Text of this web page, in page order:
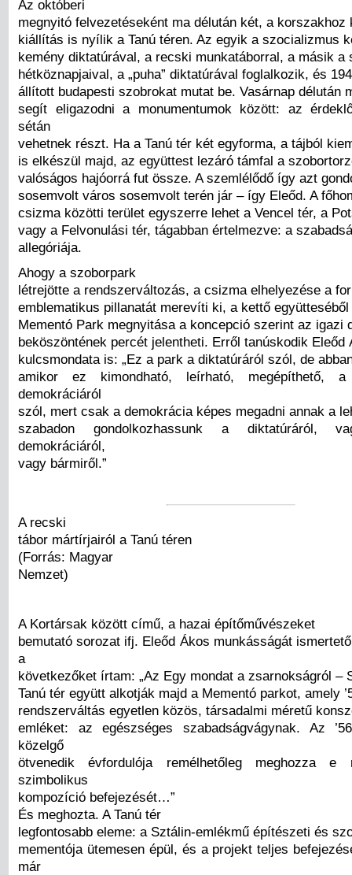
Az októberi
megnyitó felvezetéseként ma délután két, a korszakhoz
kiállítás is nyílik a Tanú téren. Az egyik a szocializmus
kemény diktatúrával, a recski munkatáborral, a másik a
hétköznapjaival, a „puha” diktatúrával foglalkozik, és
állított budapesti szobrokat mutat be. Vasárnap délután
segít eligazodni a monumentumok között: az
sétán
vehetnek részt. Ha a Tanú tér két egyforma, a tájból
is elkészül majd, az együttest lezáró támfal a
valóságos hajóorrá fut össze. A szemlélődő így azt
sosemvolt város sosemvolt terén jár – így Eleőd. A
csizma közötti terület egyszerre lehet a Vencel tér, a
vagy a Felvonulási tér, tágabban értelmezve: a
allegóriája.
Ahogy a szoborpark
létrejötte a rendszerváltozás, a csizma elhelyezése a
emblematikus pillanatát merevíti ki, a kettő
Mementó Park megnyitása a koncepció szerint az igazi
beköszöntének percét jelentheti. Erről tanúskodik Eleőd
kulcsmondata is: „Ez a park a diktatúráról szól, de
amikor ez kimondható, leírható, megépíthető,
demokráciáról
szól, mert csak a demokrácia képes megadni annak a
szabadon gondolkozhassunk a diktatúráról,
demokráciáról,
vagy bármiről.”
A recski
tábor mártírjairól a Tanú téren
(Forrás: Magyar
Nemzet)
A Kortársak között című, a hazai építőművészeket
bemutató sorozat ifj. Eleőd Ákos munkásságát
a
következőket írtam: „Az Egy mondat a zsarnokságról –
Tanú tér együtt alkotják majd a Mementó parkot, amely
rendszerváltás egyetlen közös, társadalmi méretű
emléket: az egészséges szabadságvágynak. Az
közelgő
ötvenedik évfordulója remélhetőleg meghozza e
szimbolikus
kompozíció befejezését…”
És meghozta. A Tanú tér
legfontosabb eleme: a Sztálin-emlékmű építészeti és
mementója ütemesen épül, és a projekt teljes
már